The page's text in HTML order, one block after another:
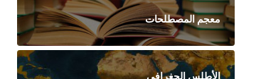
معجم المصطلحات
الأطلس الجغرافي